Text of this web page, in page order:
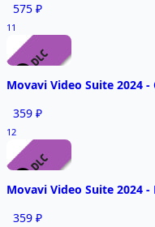
575 ₽
11
Movavi Video Suite 2024
359 ₽
12
Movavi Video Suite 2024
359 ₽